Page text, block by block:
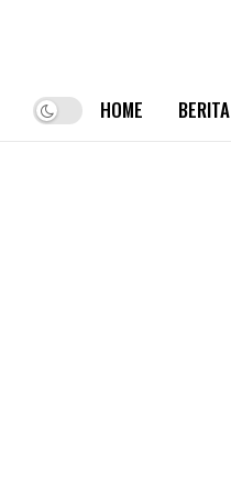
HOME BERITA